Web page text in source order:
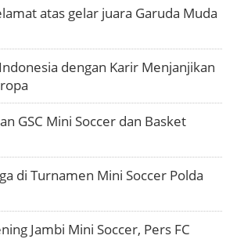
atas gelar juara Garuda Muda
dengan Karir Menjanjikan
GSC Mini Soccer dan Basket
di Turnamen Mini Soccer Polda
Jambi Mini Soccer, Pers FC